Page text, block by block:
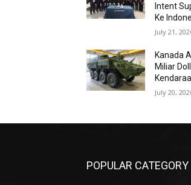
Intent
Ke
July 21,
Kanada
Miliar
July 20,
POPULAR CATEGORY